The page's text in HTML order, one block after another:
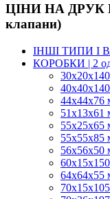
ЦІНИ НА ДРУК
клапани)
ІНШІ ТИПИ І
КОРОБКИ | 2
44х44х76
51x13x61
55х25х65
55х55х85
56х56х50
64х64х55